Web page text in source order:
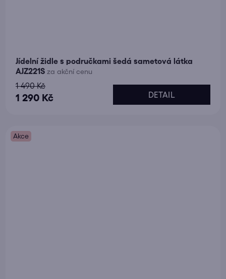
Jídelní židle s područkami šedá sametová látka
AJZ221S za akční cenu
1 290 Kč
1 490 Kč
DETAIL
Akce